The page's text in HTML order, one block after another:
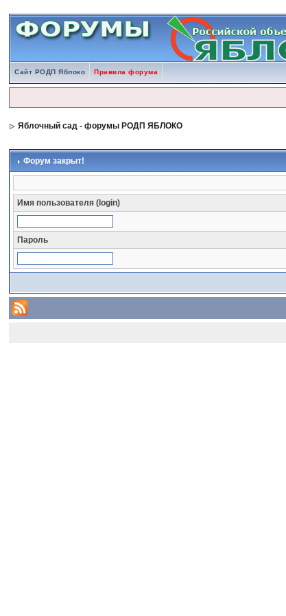
Сайт РОДП Яблоко Правила форума
Яблочный сад - форумы РОДП ЯБЛОКО
Форум закрыт!
Имя пользователя (login)
Пароль